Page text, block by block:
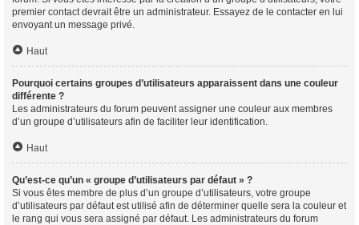
premier contact devrait être un administrateur. Essayez de le contacter en lui
envoyant un message privé.
Haut
Pourquoi certains groupes d’utilisateurs apparaissent dans une couleur
différente ?
Les administrateurs du forum peuvent assigner une couleur aux membres
d’un groupe d’utilisateurs afin de faciliter leur identification.
Haut
Qu’est-ce qu’un « groupe d’utilisateurs par défaut » ?
Si vous êtes membre de plus d’un groupe d’utilisateurs, votre groupe
d’utilisateurs par défaut est utilisé afin de déterminer quelle sera la couleur et
le rang qui vous sera assigné par défaut. Les administrateurs du forum